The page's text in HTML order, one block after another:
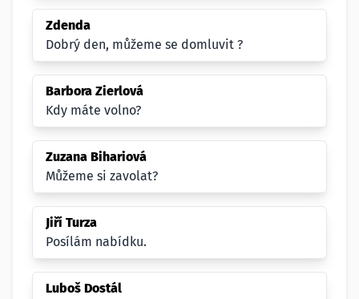
Zdenda
Dobrý den, můžeme se domluvit ?
Barbora Zierlová
Kdy máte volno?
Zuzana Bihariová
Můžeme si zavolat?
Jiří Turza
Posílám nabídku.
Luboš Dostál